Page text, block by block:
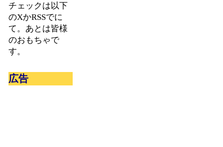
チェックは以下
のXかRSSでに
て。あとは皆様
のおもちゃで
す。
広告